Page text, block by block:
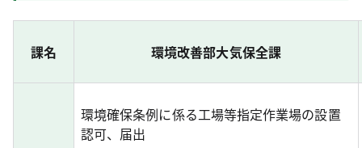
課名 環境改善部大気保全課
環境確保条例に係る工場等指定作業場の設置
認可、届出